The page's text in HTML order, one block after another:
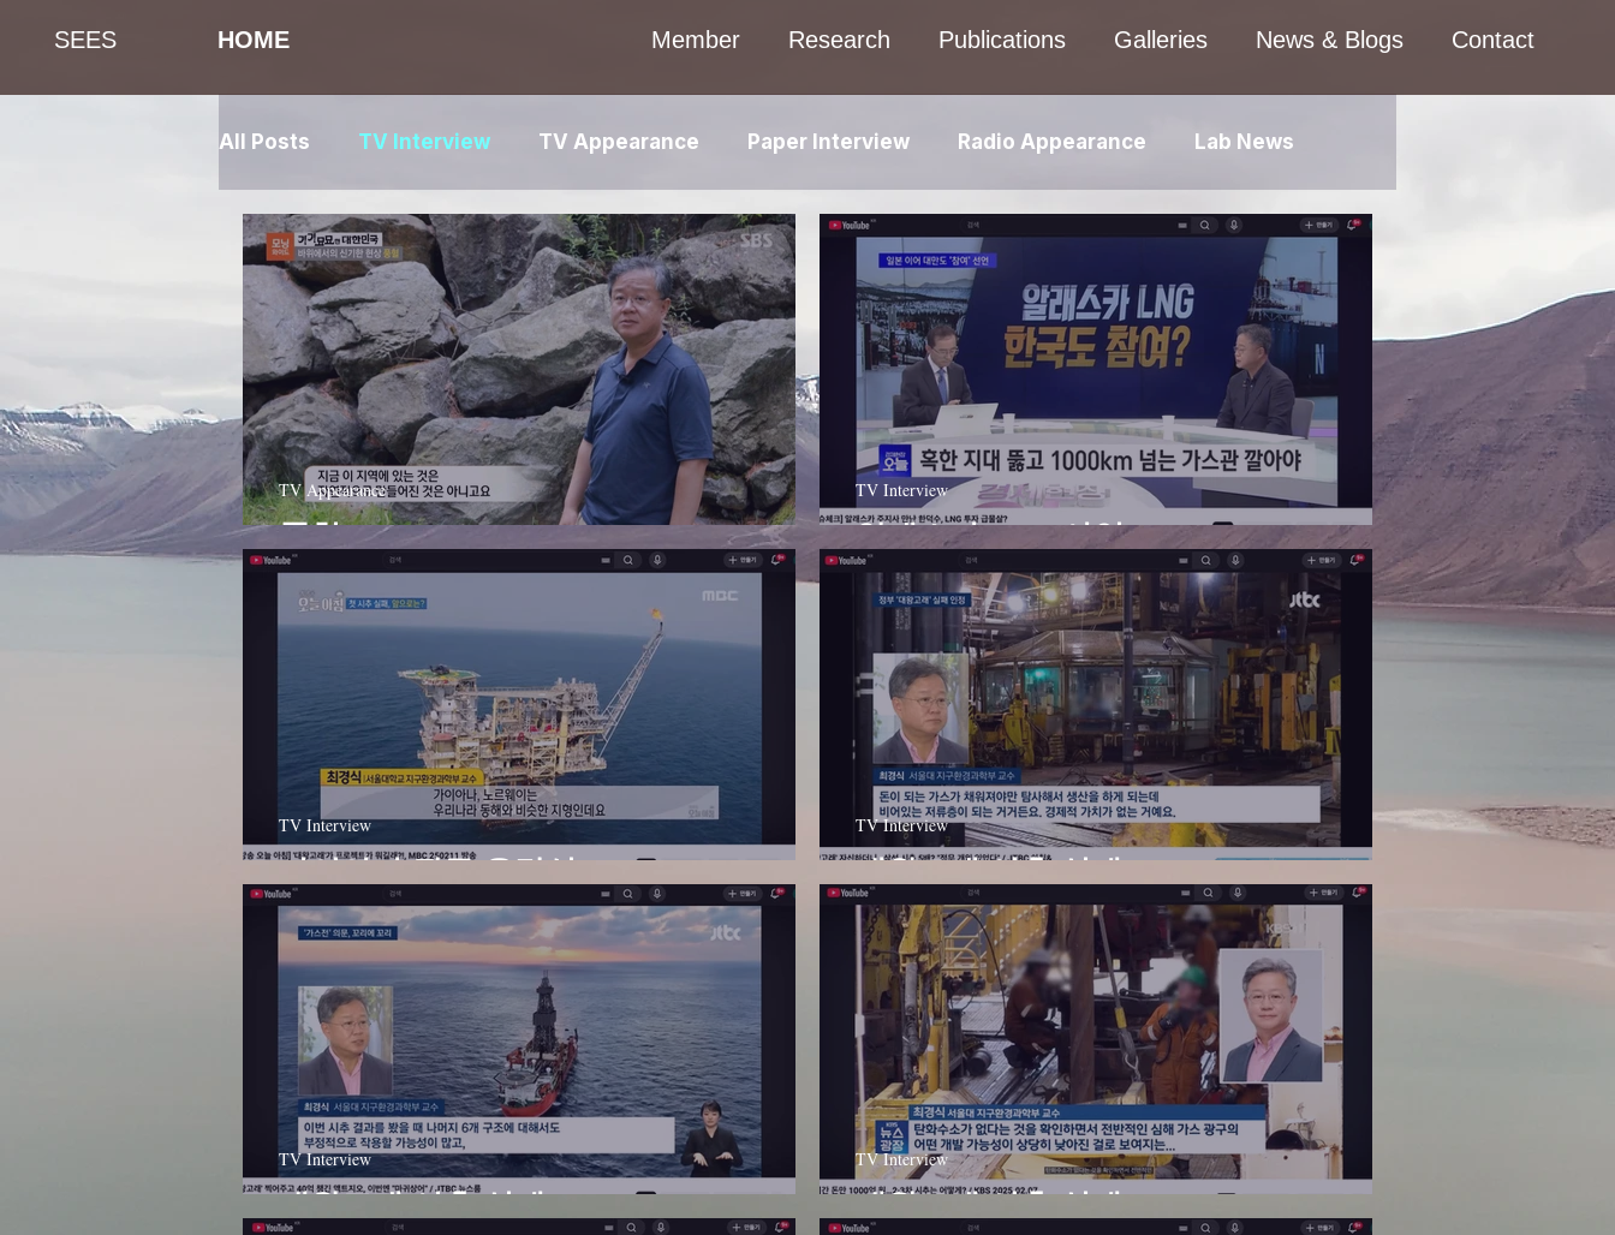
SEES HOME Member Research Publications Galleries News & Blogs Contact
All Posts TV Interview TV Appearance Paper Interview Radio Appearance Lab News
풍혈 - SBS
TV Appearance
알래스카 LNG 사업 - SBS Biz
TV Interview
가이아나 광구 유망성 - MBC
TV Interview
대왕고래 시추 실패 - JTBC
TV Interview
대왕고래 시추 실패 - JTBC
TV Interview
대왕고래 시추 실패 - KBS
TV Interview